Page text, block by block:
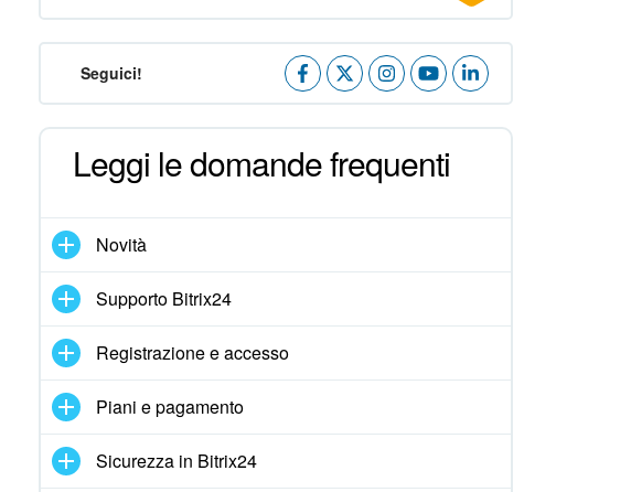
Seguici!
Leggi le domande frequenti
Novità
Supporto Bitrix24
Registrazione e accesso
Piani e pagamento
Sicurezza in Bitrix24